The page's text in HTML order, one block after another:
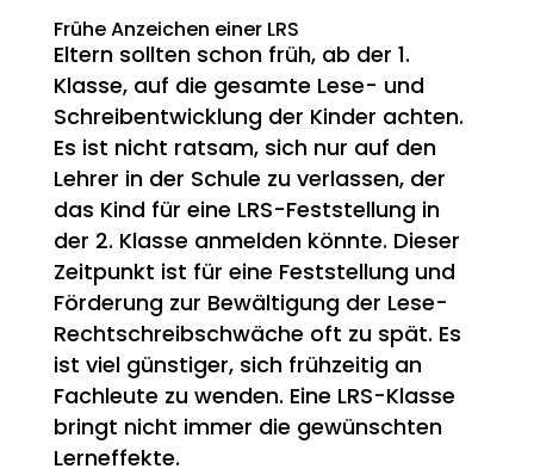
Frühe Anzeichen einer LRS
Eltern sollten schon früh, ab der 1.
Klasse, auf die gesamte Lese- und
Schreibentwicklung der Kinder achten.
Es ist nicht ratsam, sich nur auf den
Lehrer in der Schule zu verlassen, der
das Kind für eine LRS-Feststellung in
der 2. Klasse anmelden könnte. Dieser
Zeitpunkt ist für eine Feststellung und
Förderung zur Bewältigung der Lese-
Rechtschreibschwäche oft zu spät. Es
ist viel günstiger, sich frühzeitig an
Fachleute zu wenden. Eine LRS-Klasse
bringt nicht immer die gewünschten
Lerneffekte.